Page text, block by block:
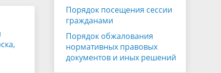
Порядок посещения сессии
гражданами
Порядок обжалования
нормативных правовых
документов и иных решений